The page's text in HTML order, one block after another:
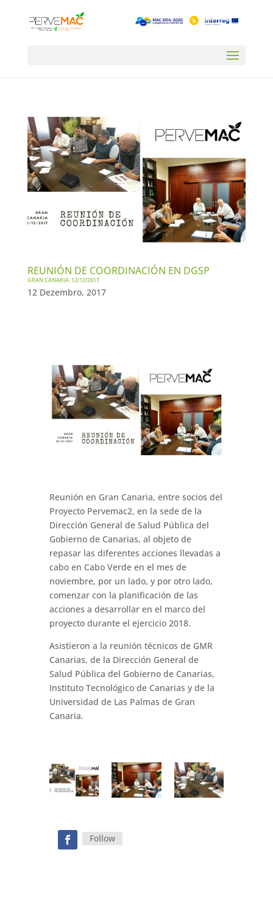
REUNIÓN DE COORDINACIÓN EN DGSP
GRAN CANARIA. 12/12/2017
12 Dezembro, 2017
Reunión en Gran Canaria, entre socios del
Proyecto Pervemac2, en la sede de la
Dirección General de Salud Pública del
Gobierno de Canarias, al objeto de
repasar las diferentes acciones llevadas a
cabo en Cabo Verde en el mes de
noviembre, por un lado, y por otro lado,
comenzar con la planificación de las
acciones a desarrollar en el marco del
proyecto durante el ejercicio 2018.
Asistieron a la reunión técnicos de GMR
Canarias, de la Dirección General de
Salud Pública del Gobierno de Canarias,
Instituto Tecnológico de Canarias y de la
Universidad de Las Palmas de Gran
Canaria.
Follow